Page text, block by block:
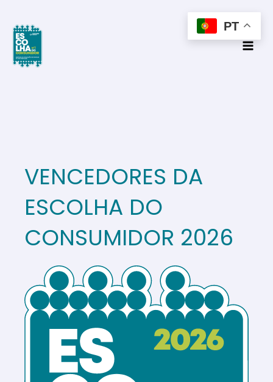
content
VENCEDORES DA
ESCOLHA DO
CONSUMIDOR 2026
PT